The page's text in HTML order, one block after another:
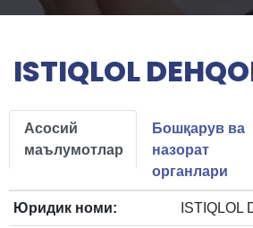
ISTIQLOL
Асосий
маълумотлар
Бошқарув ва
назорат
органлари
Юридик номи: ISTIQLOL